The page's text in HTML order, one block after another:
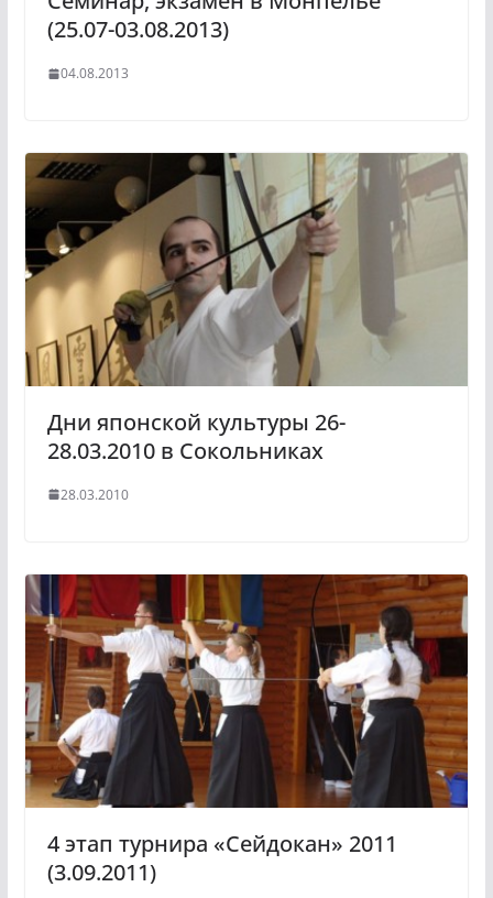
(25.07-03.08.2013)
04.08.2013
Дни японской культуры 26-
28.03.2010 в Сокольниках
28.03.2010
4 этап турнира «Сейдокан» 2011
(3.09.2011)